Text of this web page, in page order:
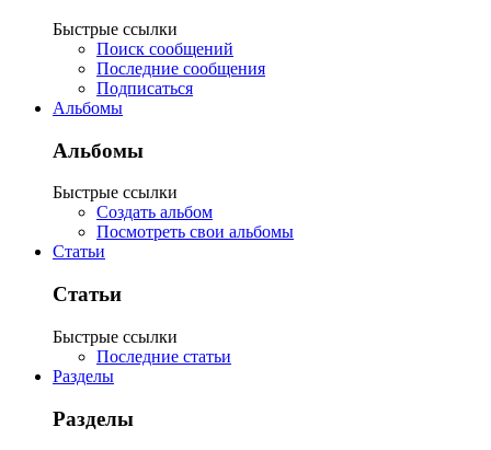
Быстрые ссылки
Поиск сообщений
Последние сообщения
Подписаться
Альбомы
Альбомы
Быстрые ссылки
Создать альбом
Посмотреть свои альбомы
Статьи
Статьи
Быстрые ссылки
Последние статьи
Разделы
Разделы